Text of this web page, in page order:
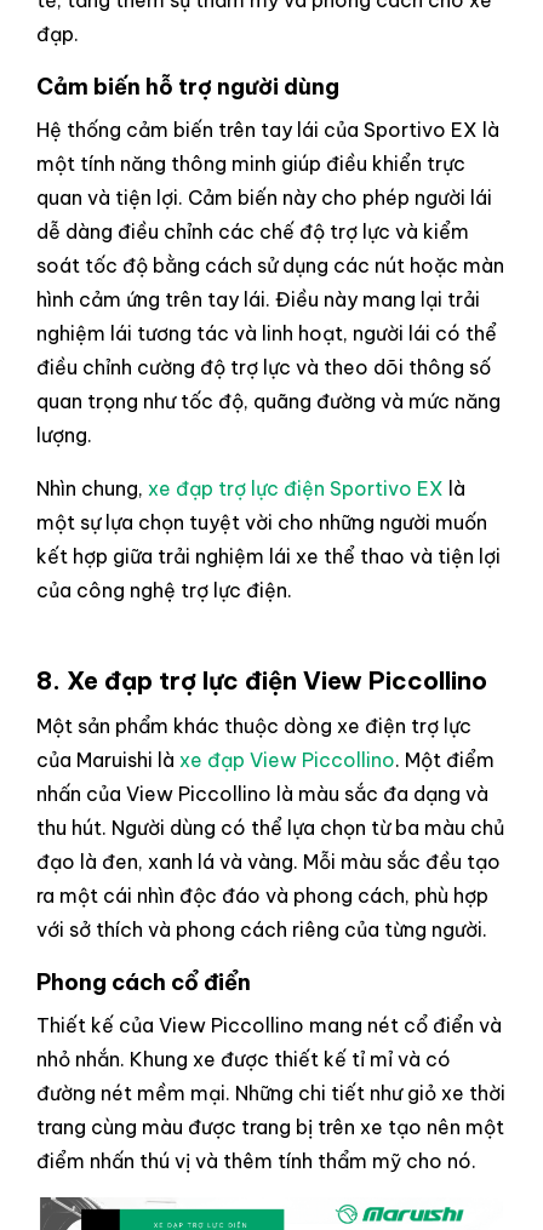
đạp.
Cảm biến hỗ trợ người dùng
Hệ thống cảm biến trên tay lái của Sportivo EX là
một tính năng thông minh giúp điều khiển trực
quan và tiện lợi. Cảm biến này cho phép người lái
dễ dàng điều chỉnh các chế độ trợ lực và kiểm
soát tốc độ bằng cách sử dụng các nút hoặc màn
hình cảm ứng trên tay lái. Điều này mang lại trải
nghiệm lái tương tác và linh hoạt, người lái có thể
điều chỉnh cường độ trợ lực và theo dõi thông số
quan trọng như tốc độ, quãng đường và mức năng
lượng.
Nhìn chung, xe đạp trợ lực điện Sportivo EX là
một sự lựa chọn tuyệt vời cho những người muốn
kết hợp giữa trải nghiệm lái xe thể thao và tiện lợi
của công nghệ trợ lực điện.
8. Xe đạp trợ lực điện View Piccollino
Một sản phẩm khác thuộc dòng xe điện trợ lực
của Maruishi là xe đạp View Piccollino. Một điểm
nhấn của View Piccollino là màu sắc đa dạng và
thu hút. Người dùng có thể lựa chọn từ ba màu chủ
đạo là đen, xanh lá và vàng. Mỗi màu sắc đều tạo
ra một cái nhìn độc đáo và phong cách, phù hợp
với sở thích và phong cách riêng của từng người.
Phong cách cổ điển
Thiết kế của View Piccollino mang nét cổ điển và
nhỏ nhắn. Khung xe được thiết kế tỉ mỉ và có
đường nét mềm mại. Những chi tiết như giỏ xe thời
trang cùng màu được trang bị trên xe tạo nên một
điểm nhấn thú vị và thêm tính thẩm mỹ cho nó.